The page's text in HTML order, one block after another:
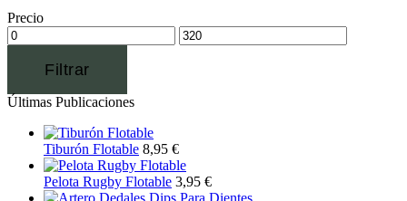
Precio
Filtrar
Últimas Publicaciones
Tiburón Flotable 8,95 €
Pelota Rugby Flotable 3,95 €